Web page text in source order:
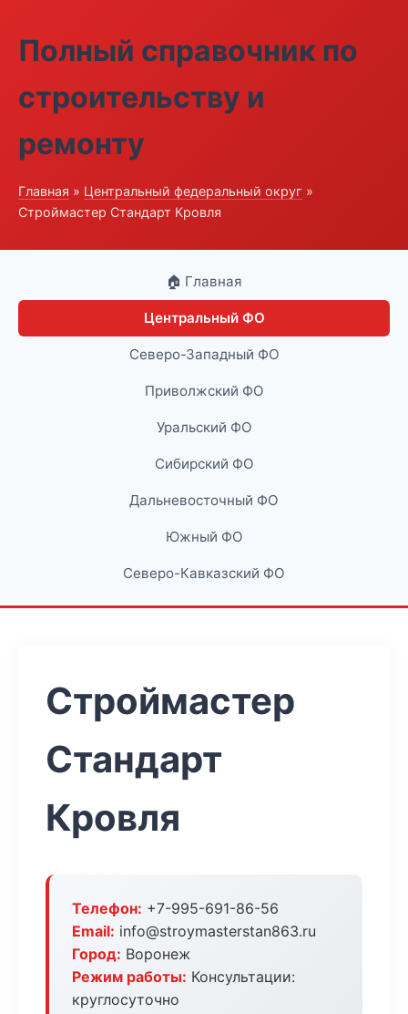
Полный справочник по
строительству и
ремонту
Главная » Центральный федеральный округ »
Строймастер Стандарт Кровля
🏠 Главная
Центральный ФО
Северо-Западный ФО
Приволжский ФО
Уральский ФО
Сибирский ФО
Дальневосточный ФО
Южный ФО
Северо-Кавказский ФО
Строймастер
Стандарт
Кровля
Телефон: +7-995-691-86-56
Email: info@stroymasterstan863.ru
Город: Воронеж
Режим работы: Консультации:
круглосуточно